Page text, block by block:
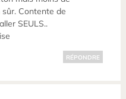
Contente de
SEULS..
RÉPONDRE